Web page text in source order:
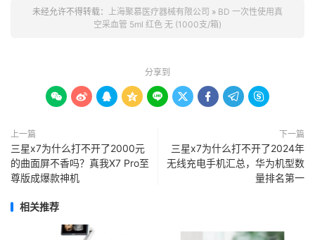
未经允许不得转载： 上海聚慕医疗器械有限公司 » BD 一次性使用真
空采血管 5ml 红色 无 (1000支/箱)
分享到
        
上一篇
三星x7为什么打不开了2000元
的曲面屏不香吗？真我X7 Pro至
尊版成爆款神机
下一篇
三星x7为什么打不开了2024年
无线充电手机汇总，华为机型数
量排名第一
相关推荐